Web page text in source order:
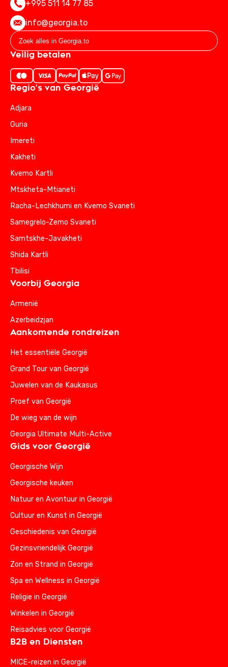
+995 511 14 77 85
info@georgia.to
Veilig betalen
Regio's van Georgië
Adjara
Guria
Imereti
Kakheti
Kvemo Kartli
Mtskheta-Mtianeti
Racha-Lechkhumi en Kvemo Svaneti
Samegrelo-Zemo Svaneti
Samtskhe-Javakheti
Shida Kartli
Tbilisi
Voorbij Georgia
Armenië
Azerbeidzjan
Aankomende rondreizen
Het essentiële Georgië
Grand Tour van Georgië
Juwelen van de Kaukasus
Proef van Georgië
De wieg van de wijn
Georgia Ultimate Multi-Active
Gids voor Georgië
Georgische Wijn
Georgische keuken
Natuur en Avontuur in Georgië
Cultuur en Kunst in Georgië
Geschiedenis van Georgië
Gezinsvriendelijk Georgië
Zon en Strand in Georgië
Spa en Wellness in Georgië
Religie in Georgië
Winkelen in Georgië
Reisadvies voor Georgië
B2B en Diensten
MICE-reizen in Georgië